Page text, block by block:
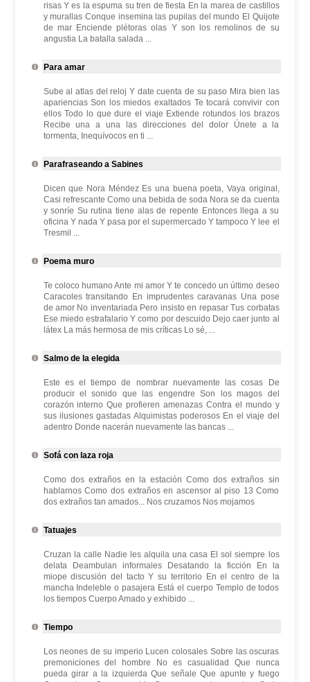
risas Y es la espuma su tren de fiesta En la marea de castillos
y murallas Conque insemina las pupilas del mundo El Quijote
de mar Enciende plétoras olas Y son los remolinos de su
angustia La batalla salada ...
Para amar
Sube al atlas del reloj Y date cuenta de su paso Mira bien las
apariencias Son los miedos exaltados Te tocará convivir con
ellos Todo lo que dure el viaje Extiende rotundos los brazos
Recibe una a una las direcciones del dolor Únete a la
tormenta, Inequívocos en ti ...
Parafraseando a Sabines
Dicen que Nora Méndez Es una buena poeta, Vaya original,
Casi refrescante Como una bebida de soda Nora se da cuenta
y sonríe Su rutina tiene alas de repente Entonces llega a su
oficina Y nada Y pasa por el supermercado Y tampoco Y lee el
Tresmil ...
Poema muro
Te coloco humano Ante mi amor Y te concedo un último deseo
Caracoles transitando En imprudentes caravanas Una pose
de amor No inventariada Pero insisto en repasar Tus corbatas
Ese miedo estrafalario Y como por descuido Dejo caer junto al
látex La más hermosa de mis críticas Lo sé, ...
Salmo de la elegida
Este es el tiempo de nombrar nuevamente las cosas De
producir el sonido que las engendre Son los magos del
corazón interno Que profieren amenazas Contra el mundo y
sus ilusiones gastadas Alquimistas poderosos En el viaje del
adentro Donde nacerán nuevamente las bancas ...
Sofá con laza roja
Como dos extraños en la estación Como dos extraños sin
hablarnos Como dos extraños en ascensor al piso 13 Como
dos extraños tan amados... Nos cruzamos Nos mojamos
Tatuajes
Cruzan la calle Nadie les alquila una casa El sol siempre los
delata Deambulan informales Desatando la ficción En la
miope discusión del tacto Y su territorio En el centro de la
mancha Indeleble o pasajera Está el cuerpo Templo de todos
los tiempos Cuerpo Amado y exhibido ...
Tiempo
Los neones de su imperio Lucen colosales Sobre las oscuras
premoniciones del hombre No es casualidad Que nunca
pueda girar a la izquierda Que señale Que apunte y fuego